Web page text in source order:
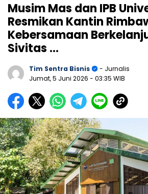
Musim Mas dan IPB
Resmikan Kantin
Kebersamaan
Sivitas …
Tim Sentra Bisnis
- Jurnalis
Jumat, 5 Juni 2026 - 03:35 WIB